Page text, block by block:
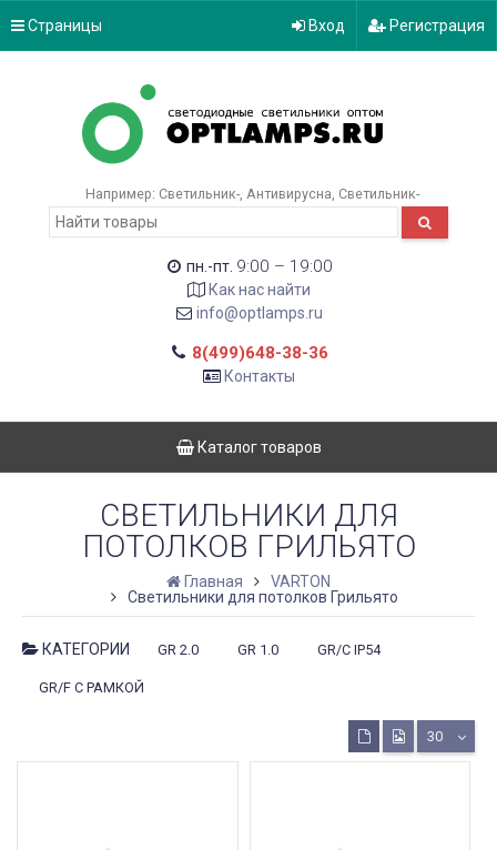
Страницы Вход Регистрация
Например: Светильник- Антивирусна Светильник-
пн.-пт. 9:00 – 19:00
Как нас найти
info@optlamps.ru
8(499)648-38-36
Контакты
Каталог товаров
СВЕТИЛЬНИКИ ДЛЯ
ПОТОЛКОВ ГРИЛЬЯТО
Главная
VARTON
Светильники для потолков Грильято
КАТЕГОРИИ GR 2.0 GR 1.0 GR/C IP54
GR/F С РАМКОЙ
30